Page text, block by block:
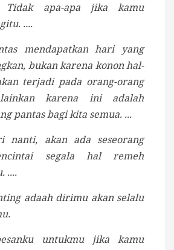
Tidak apa-apa jika kamu
....
mendapatkan hari yang
bukan karena konon hal-
terjadi pada orang-orang
karena ini adalah
pantas bagi kita semua. ...
nanti, akan ada seseorang
segala hal remeh
....
adaah dirimu akan selalu
untukmu jika kamu